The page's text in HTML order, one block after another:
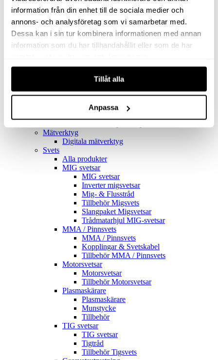
information från din enhet till de sociala medier och
annons- och analysföretag som vi samarbetar med.
Dessa kan i sin tur kombinera informationen med annan
information som du har tillhandahållit eller som de har
Tillåt alla
Anpassa
Golv- & Kombinationsmunstycke
Munstycke
Motor
Reservdelar dammsugare
Rör & handtag
Uppsamlingspåsar
Alla produkter
Mätverktyg
Digitala mätverktyg
Svets
Alla produkter
MIG svetsar
MIG svetsar
Inverter migsvetsar
Mig- & Flusstråd
Tillbehör Migsvets
Slangpaket Migsvetsar
Trådmatarhjul MIG-svetsar
MMA / Pinnsvets
MMA / Pinnsvets
Kopplingar & Svetskabel
Tillbehör MMA / Pinnsvets
Motorsvetsar
Motorsvetsar
Tillbehör Motorsvetsar
Plasmaskärare
Plasmaskärare
Munstycke
Tillbehör
TIG svetsar
TIG svetsar
Tigtråd
Tillbehör Tigsvets